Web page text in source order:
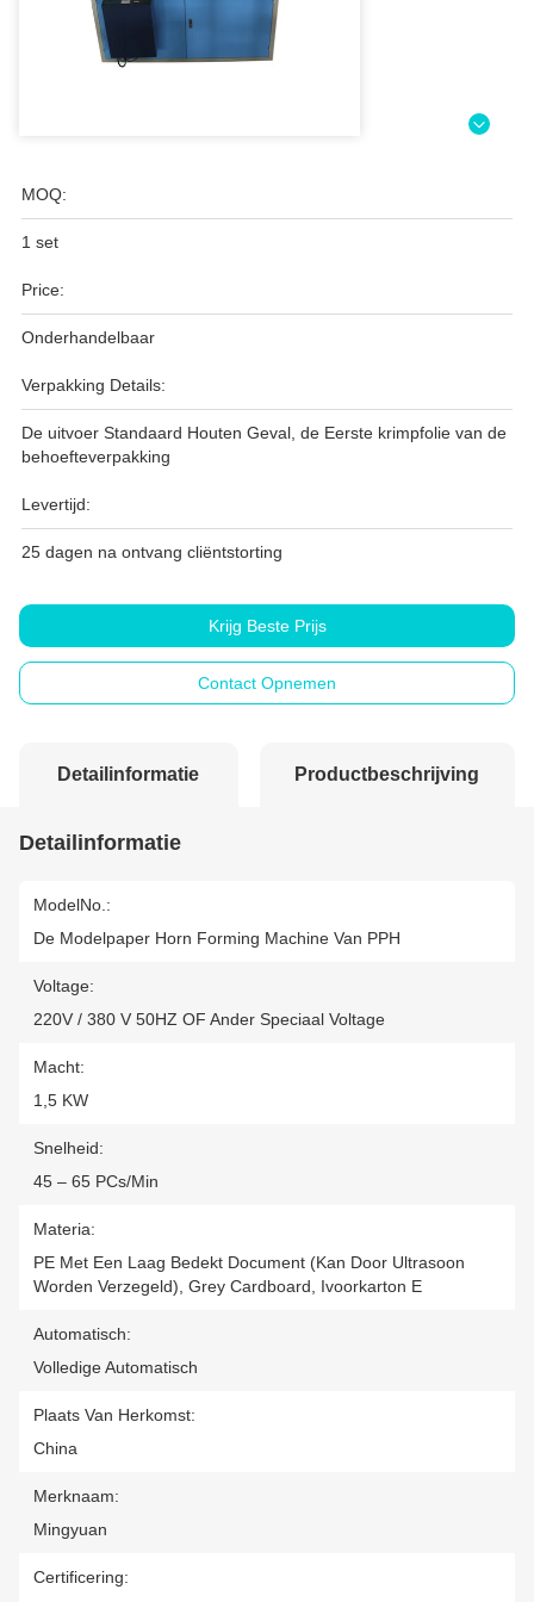
MOQ:
1 set
Price:
Onderhandelbaar
Verpakking Details:
De uitvoer Standaard Houten Geval, de Eerste krimpfolie van de
behoefteverpakking
Levertijd:
25 dagen na ontvang cliëntstorting
Krijg Beste Prijs
Contact Opnemen
Detailinformatie Productbeschrijving
Detailinformatie
ModelNo.:
De Modelpaper Horn Forming Machine Van PPH
Voltage:
220V / 380 V 50HZ OF Ander Speciaal Voltage
Macht:
1,5 KW
Snelheid:
45 – 65 PCs/min
Materia:
PE Met Een Laag Bedekt Document (kan Door Ultrasoon
Worden Verzegeld), Grey Cardboard, Ivoorkarton E
Automatisch:
Volledige Automatisch
Plaats Van Herkomst:
China
Merknaam:
Mingyuan
Certificering: